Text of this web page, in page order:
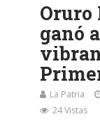
Oruro
ganó
La Patria
24 Vistas